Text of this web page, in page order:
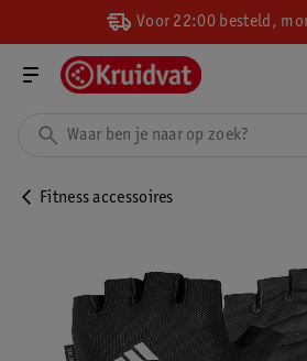
Voor 22:00 besteld,
Fitness accessoires